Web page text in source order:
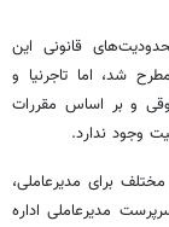
قانونی این
شد، اما تاجرنیا و
و بر اساس مقررات
وجود ندارد.
برای مدیرعاملی،
مدیرعاملی اداره